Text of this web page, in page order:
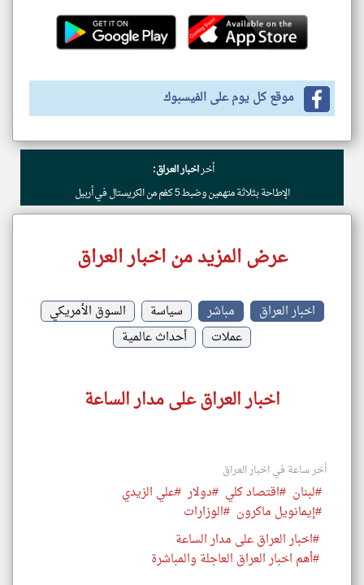
موقع كل يوم على الفيسبوك
أخراخبار العراق:
الإطاحة بثلاثة متهمين وضبط 5 كغم من الكريستال في أربيل
عرض المزيد من اخبار العراق
اخبار العراق مباشر سياسة
السوق الأمريكي
عملات
أحداث عالمية
اخبار العراق على مدار الساعة
أخر ساعة في اخبار العراق
#لبنان #اقتصاد كلي #دولار #علي الزيدي
#إيمانويل ماكرون #الوزارات
#اخبار العراق على مدار الساعة
#أهم اخبار العراق العاجلة والمباشرة